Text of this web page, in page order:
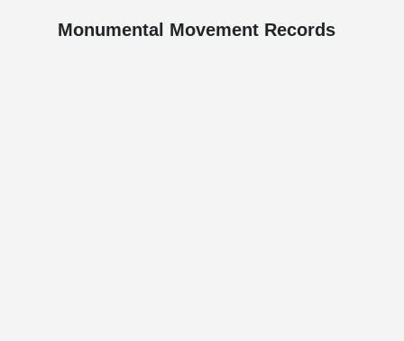
Monumental Movement Records